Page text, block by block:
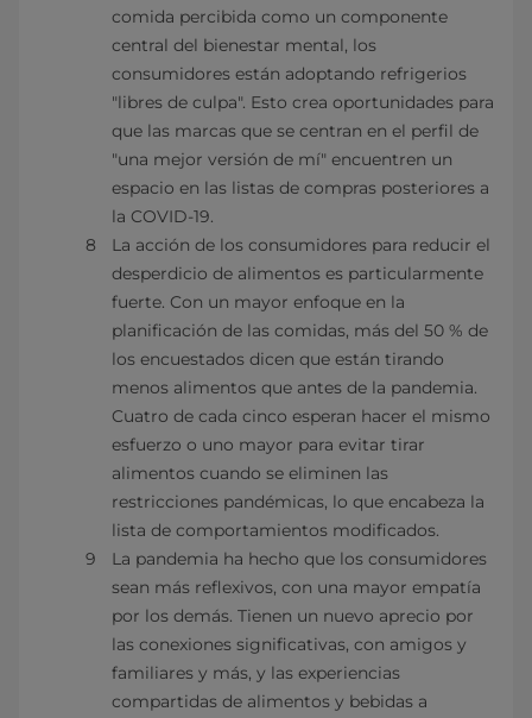
comida percibida como un componente
central del bienestar mental, los
consumidores están adoptando refrigerios
"libres de culpa". Esto crea oportunidades para
que las marcas que se centran en el perfil de
"una mejor versión de mí" encuentren un
espacio en las listas de compras posteriores a
la COVID-19.
La acción de los consumidores para reducir el
desperdicio de alimentos es particularmente
fuerte. Con un mayor enfoque en la
planificación de las comidas, más del 50 % de
los encuestados dicen que están tirando
menos alimentos que antes de la pandemia.
Cuatro de cada cinco esperan hacer el mismo
esfuerzo o uno mayor para evitar tirar
alimentos cuando se eliminen las
restricciones pandémicas, lo que encabeza la
lista de comportamientos modificados.
La pandemia ha hecho que los consumidores
sean más reflexivos, con una mayor empatía
por los demás. Tienen un nuevo aprecio por
las conexiones significativas, con amigos y
familiares y más, y las experiencias
compartidas de alimentos y bebidas a